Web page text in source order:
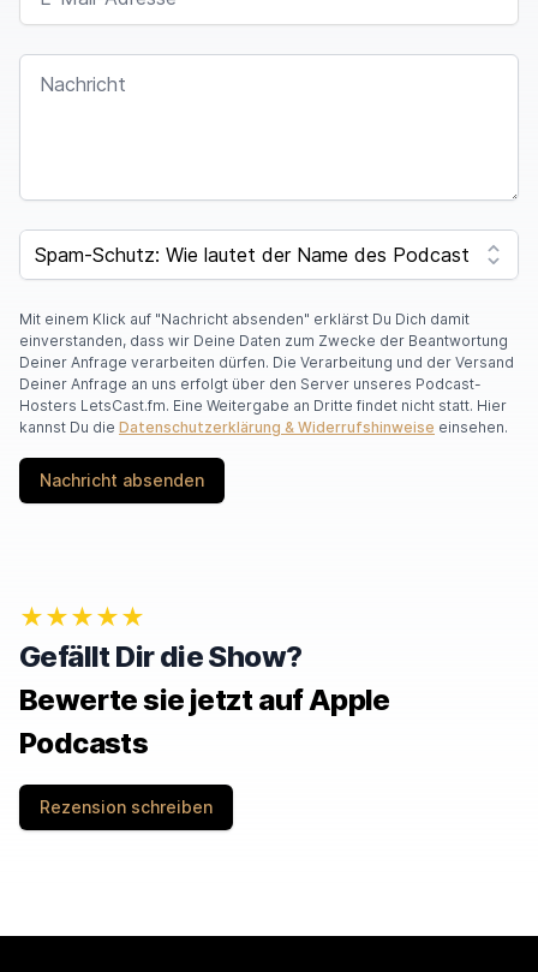
NACHRICHT
SPAM CAPTCHA
Mit einem Klick auf "Nachricht absenden" erklärst Du Dich damit
einverstanden, dass wir Deine Daten zum Zwecke der Beantwortung
Deiner Anfrage verarbeiten dürfen. Die Verarbeitung und der Versand
Deiner Anfrage an uns erfolgt über den Server unseres Podcast-
Hosters LetsCast.fm. Eine Weitergabe an Dritte findet nicht statt. Hier
kannst Du die Datenschutzerklärung & Widerrufshinweise einsehen.
Nachricht absenden
★★★★★
Gefällt Dir die Show?
Bewerte sie jetzt auf Apple
Podcasts
Rezension schreiben